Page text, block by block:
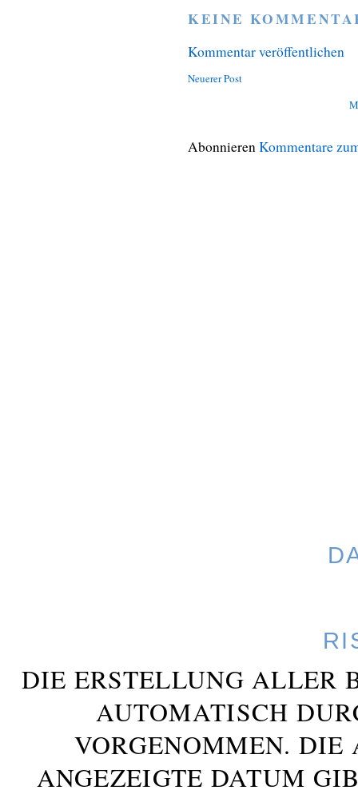
KEINE
Kommentar veröffentlichen
Neuerer Post
AbonnierenKommentare
DIE ERSTELLUNG ALLER
AUTOMATISCH
VORGENOMMEN. DIE
ANGEZEIGTE DATUM